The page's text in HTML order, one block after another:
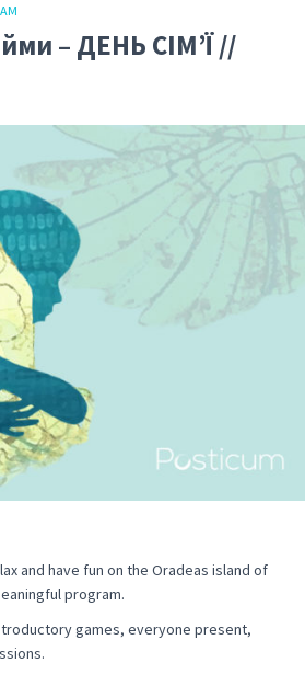
– ДЕНЬ СІМ’Ї //
and have fun on the Oradeas island of
program.
games, everyone present,